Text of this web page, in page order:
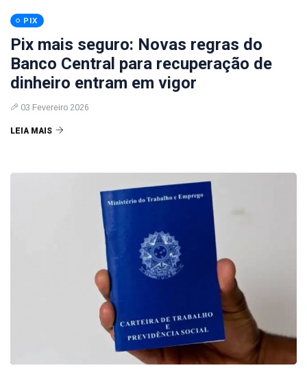
PIX
Pix mais seguro: Novas regras do
Banco Central para recuperação de
dinheiro entram em vigor
03 Fevereiro 2026
LEIA MAIS